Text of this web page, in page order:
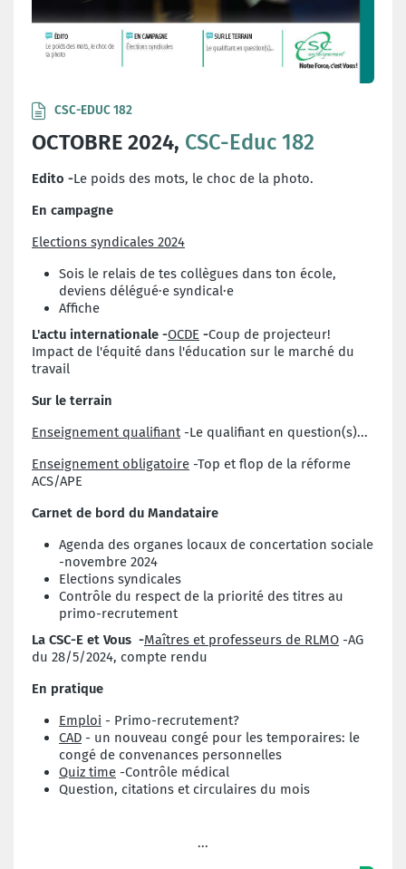
CSC-EDUC 182
OCTOBRE 2024, CSC-Educ 182
Edito -Le poids des mots, le choc de la photo.
En campagne
Elections syndicales 2024
Sois le relais de tes collègues dans ton école,
deviens délégué·e syndical·e
Affiche
L'actu internationale -OCDE -Coup de projecteur!
Impact de l'équité dans l'éducation sur le marché du
travail
Sur le terrain
Enseignement qualifiant -Le qualifiant en question(s)...
Enseignement obligatoire -Top et flop de la réforme
ACS/APE
Carnet de bord du Mandataire
Agenda des organes locaux de concertation sociale
-novembre 2024
Elections syndicales
Contrôle du respect de la priorité des titres au
primo-recrutement
La CSC-E et Vous -Maîtres et professeurs de RLMO -AG
du 28/5/2024, compte rendu
En pratique
Emploi - Primo-recrutement?
CAD - un nouveau congé pour les temporaires: le
congé de convenances personnelles
Quiz time -Contrôle médical
Question, citations et circulaires du mois
...